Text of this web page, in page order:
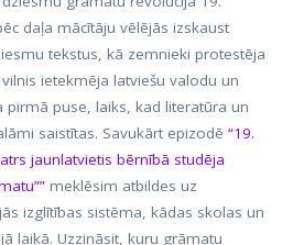
daļa mācītāju vēlējās izskaust
tekstus, kā zemnieki protestēja
ietekmēja latviešu valodu un
pirmā puse, laiks, kad literatūra un
saistītas. Savukārt epizodē “19.
jaunlatvietis bērnībā studēja
meklēsim atbildes uz
izglītības sistēma, kādas skolas un
laikā. Uzzināsit, kuru grāmatu